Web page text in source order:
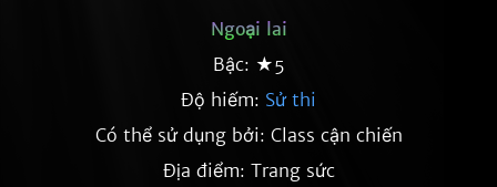
Ngoại lai
Bậc: ★5
Độ hiếm: Sử thi
Có thể sử dụng bởi: Class cận chiến
Địa điểm: Trang sức